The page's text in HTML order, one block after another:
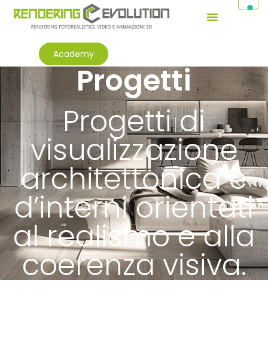
Academy
Progetti
Progetti di
visualizzazione
architettonica e
d’interni orientati
al realismo e alla
coerenza visiva.